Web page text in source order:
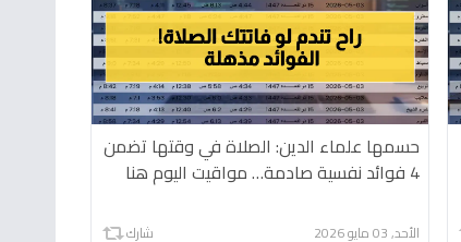
حسمها علماء الدين: الصلاة في وقتها تضمن
4 فوائد نفسية صادمة… مواقيت اليوم هنا
الأحد, 03 مايو 2026 شارك